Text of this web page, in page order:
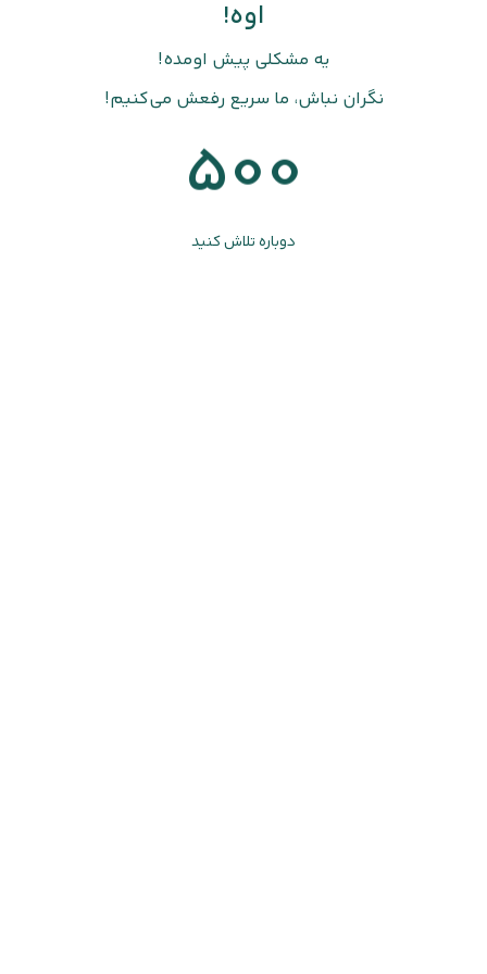
اوه!
یه مشکلی پیش اومده!
نگران نباش، ما سریع رفعش می‌کنیم!
500
دوباره تلاش کنید